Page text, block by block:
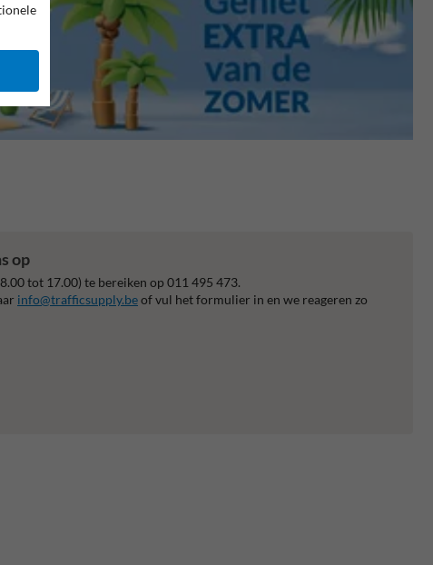
op
tot 17.00) te bereiken op 011 495 473.
info@trafficsupply.beof vul het formulier in en we reageren zo